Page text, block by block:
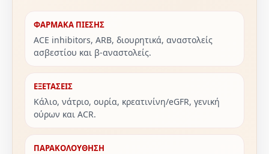
ΦΑΡΜΑΚΑ ΠΙΕΣΗΣ
ACE inhibitors, ARB, διουρητικά, αναστολείς
ασβεστίου και β-αναστολείς.
ΕΞΕΤΑΣΕΙΣ
Κάλιο, νάτριο, ουρία, κρεατινίνη/eGFR, γενική
ούρων και ACR.
ΠΑΡΑΚΟΛΟΥΘΗΣΗ